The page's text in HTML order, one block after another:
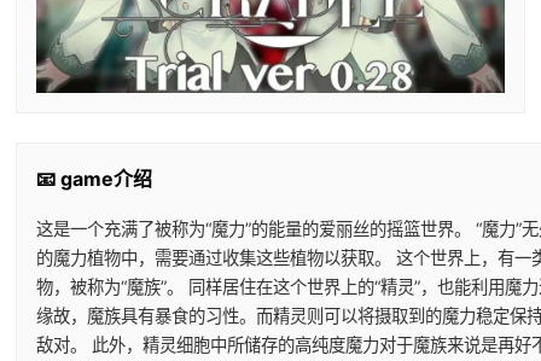
📧 game介绍
这是一个充满了被称为“魔力”的能量的爱丽丝的摇篮世界。 “魔力
的魔力植物中，需要通过收集这些植物以获取。 这个世界上，有
物，被称为“魔族”。 同样居住在这个世界上的“精灵”，也能利用
缘故，魔族具有暴食的习性。而精灵则可以将摄取到的魔力稳定
敌对。 此外，精灵细胞中所储存的高纯度魔力对于魔族来说是再